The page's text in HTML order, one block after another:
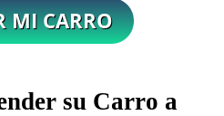
su Carro a